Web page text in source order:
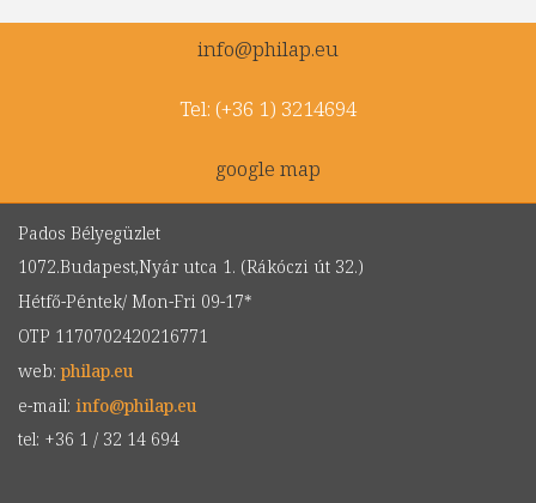
info@philap.eu
Tel: (+36 1) 3214694
google map
Pados Bélyegüzlet
1072.Budapest,Nyár utca 1. (Rákóczi út 32.)
Hétfő-Péntek/ Mon-Fri 09-17*
OTP 1170702420216771
web:philap.eu
e-mail: info@philap.eu
tel: +36 1 / 32 14 694